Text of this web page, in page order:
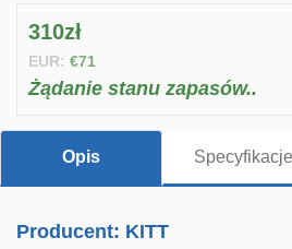
310zł
EUR: €71
Żądanie stanu zapasów..
Opis Specyfikacje
Producent: KITT